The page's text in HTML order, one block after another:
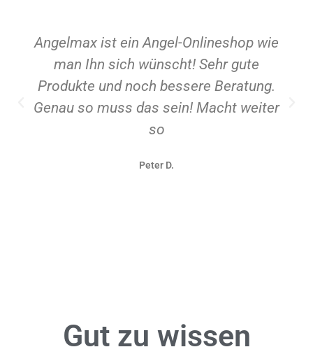
Angelmax ist ein Angel-Onlineshop wie
man Ihn sich wünscht! Sehr gute
Produkte und noch bessere Beratung.
Genau so muss das sein! Macht weiter
so
Peter D.
Gut zu wissen